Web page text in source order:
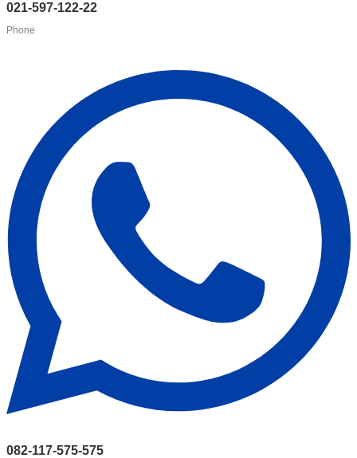
021-597-122-22
Phone
082-117-575-575